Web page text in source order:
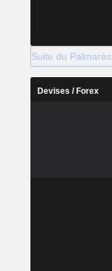
Suite du Palmarès
Devises / Forex